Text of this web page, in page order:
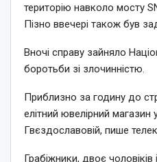
територію навколо мосту
Пізно ввечері також був
Вночі справу зайняло
боротьби зі злочинністю.
Приблизно за годину до
елітний ювелірний магазин
Гвєздославовій, пише
Грабіжники, двоє чоловіків